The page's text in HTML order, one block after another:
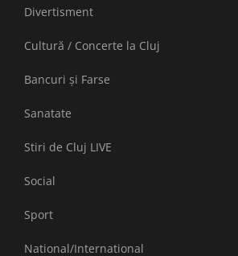
Divertisment
Cultură / Concerte la Cluj
Bancuri și Farse
Sanatate
Stiri de Cluj LIVE
Social
Sport
National/International